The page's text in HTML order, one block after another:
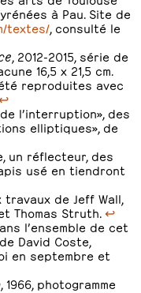
à Pau. Site de
textes/ , consulté le
, 2012-2015, série de
16,5 x 21,5 cm.
reproduites avec
l’interruption», des
elliptiques», de
un réflecteur, des
usé en tiendront
de Jeff Wall,
Thomas Struth. ↩
l’ensemble de cet
David Coste,
en septembre et
, 1966, photogramme